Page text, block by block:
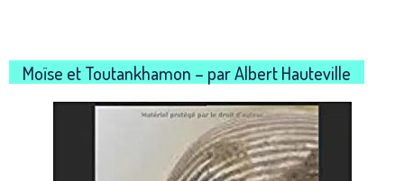
Moïse et Toutankhamon – par Albert Hauteville